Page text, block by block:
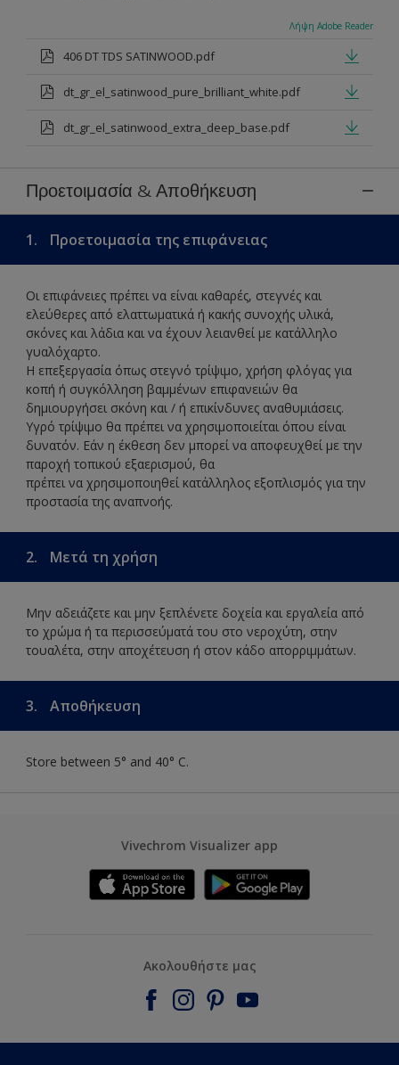
Λήψη Adobe Reader
406 DT TDS SATINWOOD.pdf
dt_gr_el_satinwood_pure_brilliant_white.pdf
dt_gr_el_satinwood_extra_deep_base.pdf
Προετοιμασία & Αποθήκευση
1. Προετοιμασία της επιφάνειας
Οι επιφάνειες πρέπει να είναι καθαρές, στεγνές και
ελεύθερες από ελαττωματικά ή κακής συνοχής υλικά,
σκόνες και λάδια και να έχουν λειανθεί με κατάλληλο
γυαλόχαρτο.
Η επεξεργασία όπως στεγνό τρίψιμο, χρήση φλόγας για
κοπή ή συγκόλληση βαμμένων επιφανειών θα
δημιουργήσει σκόνη και / ή επικίνδυνες αναθυμιάσεις.
Υγρό τρίψιμο θα πρέπει να χρησιμοποιείται όπου είναι
δυνατόν. Εάν η έκθεση δεν μπορεί να αποφευχθεί με την
παροχή τοπικού εξαερισμού, θα
πρέπει να χρησιμοποιηθεί κατάλληλος εξοπλισμός για την
προστασία της αναπνοής.
2. Μετά τη χρήση
Μην αδειάζετε και μην ξεπλένετε δοχεία και εργαλεία από
το χρώμα ή τα περισσεύματά του στο νεροχύτη, στην
τουαλέτα, στην αποχέτευση ή στον κάδο απορριμμάτων.
3. Αποθήκευση
Store between 5° and 40° C.
Vivechrom Visualizer app
Ακολουθήστε μας